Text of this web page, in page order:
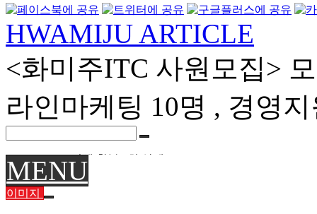
HWAMIJU ARTICLE
<화미주ITC 사원모집>
라인마케팅 10명 , 경영
58489 전액 환불 5회 삭제
58484 연간회원 취소 전액 환불
이미숙님 환불
육미영님 환불
MENU
이미지